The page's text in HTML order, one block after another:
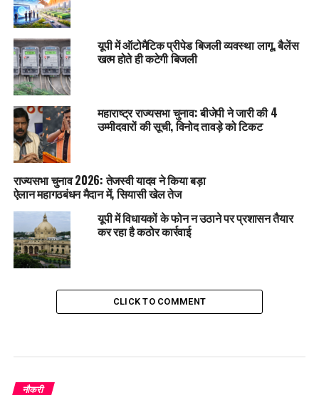
यूपी में ऑटोमैटिक प्रीपेड बिजली व्यवस्था लागू, बैलेंस
खत्म होते ही कटेगी बिजली
महाराष्ट्र राज्यसभा चुनाव: बीजेपी ने जारी की 4
उम्मीदवारों की सूची, विनोद तावड़े को टिकट
राज्यसभा चुनाव 2026: तेजस्वी यादव ने किया बड़ा
ऐलान महागठबंधन मैदान में, सियासी खेल तेज
यूपी में विधायकों के फोन न उठाने पर प्रशासन तैयार
कर रहा है कठोर कार्रवाई
CLICK TO COMMENT
नौकरी